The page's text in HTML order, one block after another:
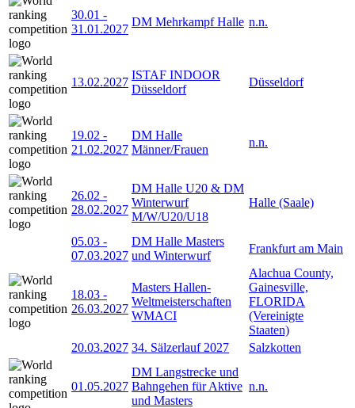
30.01 -
31.01.2027
DM Mehrkampf Halle n.n.
13.02.2027
ISTAF INDOOR
Düsseldorf
Düsseldorf
19.02 -
21.02.2027
DM Halle
Männer/Frauen
n.n.
26.02 -
28.02.2027
DM Halle U20 & DM
Winterwurf
M/W/U20/U18
Halle (Saale)
05.03 -
07.03.2027
DM Halle Masters
und Winterwurf
Frankfurt am Main
18.03 -
26.03.2027
Masters Hallen-
Weltmeisterschaften
WMACI
Alachua County,
Gainesville,
FLORIDA
(Vereinigte
Staaten)
20.03.2027 34. Sälzerlauf 2027 Salzkotten
01.05.2027
DM Langstrecke und
Bahngehen für Aktive
und Masters
n.n.